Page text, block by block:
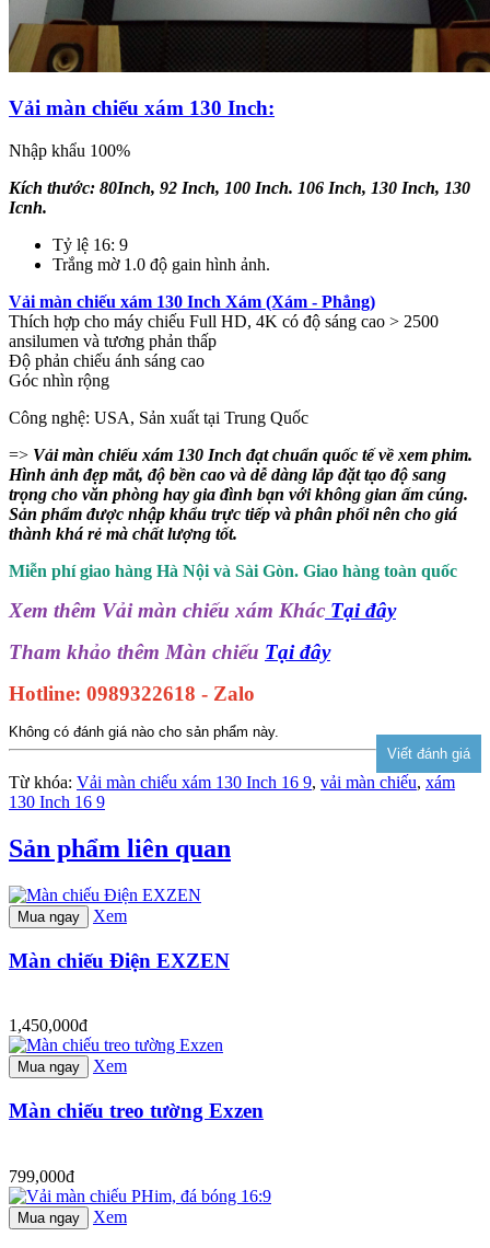
Vải màn chiếu xám 130 Inch:
Nhập khẩu 100%
Kích thước: 80Inch, 92 Inch, 100 Inch. 106 Inch, 130 Inch, 130
Icnh.
Tỷ lệ 16: 9
Trắng mờ 1.0 độ gain hình ảnh.
Vải màn chiếu xám 130 Inch Xám (Xám - Phẳng)
Thích hợp cho máy chiếu Full HD, 4K có độ sáng cao > 2500
ansilumen và tương phản thấp
Độ phản chiếu ánh sáng cao
Góc nhìn rộng
Công nghệ: USA, Sản xuất tại Trung Quốc
=> Vải màn chiếu xám 130 Inch đạt chuẩn quốc tế về xem phim.
Hình ảnh đẹp mắt, độ bền cao và dễ dàng lắp đặt tạo độ sang
trọng cho văn phòng hay gia đình bạn với không gian ấm cúng.
Sản phẩm được nhập khẩu trực tiếp và phân phối nên cho giá
thành khá rẻ mà chất lượng tốt.
Miễn phí giao hàng Hà Nội và Sài Gòn. Giao hàng toàn quốc
Xem thêm Vải màn chiếu xám Khác Tại đây
Tham khảo thêm Màn chiếu Tại đây
Hotline: 0989322618 - Zalo
Không có đánh giá nào cho sản phẩm này.
Từ khóa: Vải màn chiếu xám 130 Inch 16 9, vải màn chiếu, xám
130 Inch 16 9
Sản phẩm liên quan
Mua ngay Xem
Màn chiếu Điện EXZEN
1,450,000đ
Mua ngay Xem
Màn chiếu treo tường Exzen
799,000đ
Mua ngay Xem